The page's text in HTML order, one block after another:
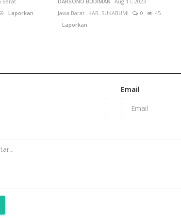
Laporkan
Jawa Barat
KAB. SUKABUMI 0
45
Laporkan
Email
2026 Jawa Timur KAB. MALANG 0
76
ANK May 6, 2026